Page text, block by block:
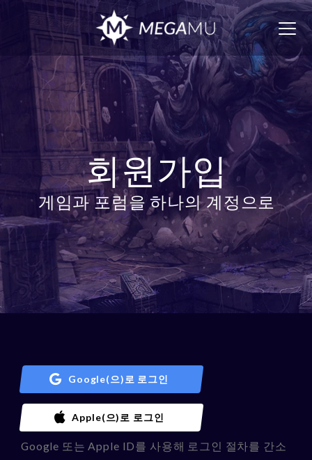
회원가입
게임과 포럼을 하나의 계정으로
Google(으)로 로그인
Apple(으)로 로그인
Google 또는 Apple ID를 사용해 로그인 절차를 간소